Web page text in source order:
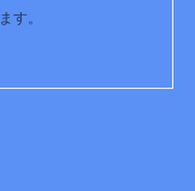
す。